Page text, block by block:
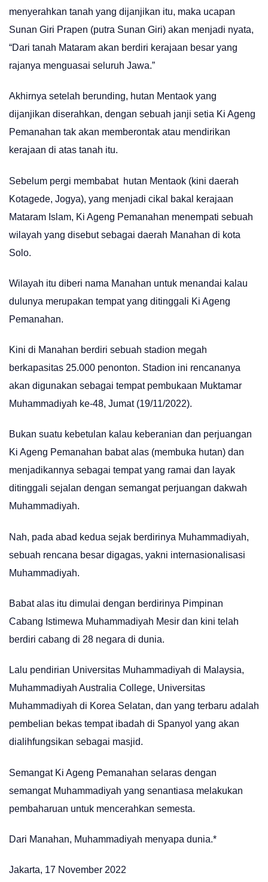
menyerahkan tanah yang dijanjikan itu, maka ucapan
Sunan Giri Prapen (putra Sunan Giri) akan menjadi nyata,
“Dari tanah Mataram akan berdiri kerajaan besar yang
rajanya menguasai seluruh Jawa.”
Akhirnya setelah berunding, hutan Mentaok yang
dijanjikan diserahkan, dengan sebuah janji setia Ki Ageng
Pemanahan tak akan memberontak atau mendirikan
kerajaan di atas tanah itu.
Sebelum pergi membabat hutan Mentaok (kini daerah
Kotagede, Jogya), yang menjadi cikal bakal kerajaan
Mataram Islam, Ki Ageng Pemanahan menempati sebuah
wilayah yang disebut sebagai daerah Manahan di kota
Solo.
Wilayah itu diberi nama Manahan untuk menandai kalau
dulunya merupakan tempat yang ditinggali Ki Ageng
Pemanahan.
Kini di Manahan berdiri sebuah stadion megah
berkapasitas 25.000 penonton. Stadion ini rencananya
akan digunakan sebagai tempat pembukaan Muktamar
Muhammadiyah ke-48, Jumat (19/11/2022).
Bukan suatu kebetulan kalau keberanian dan perjuangan
Ki Ageng Pemanahan babat alas (membuka hutan) dan
menjadikannya sebagai tempat yang ramai dan layak
ditinggali sejalan dengan semangat perjuangan dakwah
Muhammadiyah.
Nah, pada abad kedua sejak berdirinya Muhammadiyah,
sebuah rencana besar digagas, yakni internasionalisasi
Muhammadiyah.
Babat alas itu dimulai dengan berdirinya Pimpinan
Cabang Istimewa Muhammadiyah Mesir dan kini telah
berdiri cabang di 28 negara di dunia.
Lalu pendirian Universitas Muhammadiyah di Malaysia,
Muhammadiyah Australia College, Universitas
Muhammadiyah di Korea Selatan, dan yang terbaru adalah
pembelian bekas tempat ibadah di Spanyol yang akan
dialihfungsikan sebagai masjid.
Semangat Ki Ageng Pemanahan selaras dengan
semangat Muhammadiyah yang senantiasa melakukan
pembaharuan untuk mencerahkan semesta.
Dari Manahan, Muhammadiyah menyapa dunia.*
Jakarta, 17 November 2022